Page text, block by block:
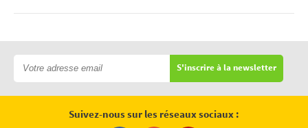
S'inscrire à la newsletter
Suivez-nous sur les réseaux sociaux :